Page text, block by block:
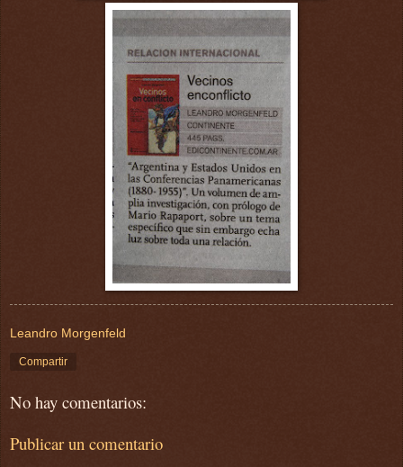
Leandro Morgenfeld
Compartir
No hay comentarios:
Publicar un comentario